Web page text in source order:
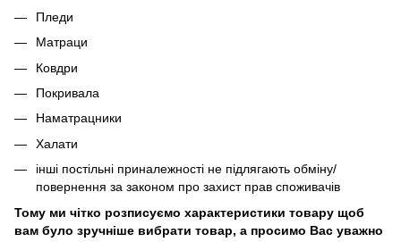
Пледи
Матраци
Ковдри
Покривала
Наматрацники
Халати
інші постільні приналежності не підлягають обміну/
повернення за законом про захист прав споживачів
Тому ми чітко розписуємо характеристики товару щоб
вам було зручніше вибрати товар, а просимо Вас уважно